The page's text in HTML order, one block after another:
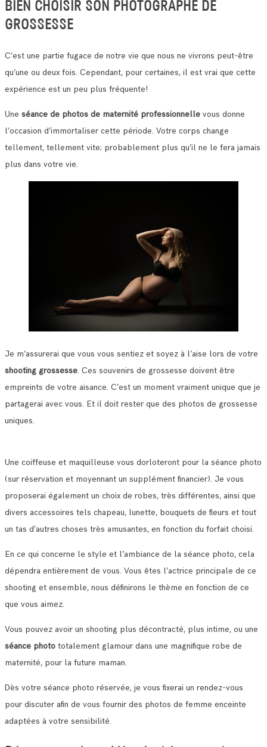
BIEN CHOISIR SON PHOTOGRAPHE DE
GROSSESSE
C’est une partie fugace de notre vie que nous ne vivrons peut-être
qu’une ou deux fois. Cependant, pour certaines, il est vrai que cette
expérience est un peu plus fréquente!
Une séance de photos de maternité professionnelle vous donne
l’occasion d’immortaliser cette période. Votre corps change
tellement, tellement vite; probablement plus qu’il ne le fera jamais
plus dans votre vie.
Je m’assurerai que vous vous sentiez et soyez à l’aise lors de votre
shooting grossesse. Ces souvenirs de grossesse doivent être
empreints de votre aisance. C’est un moment vraiment unique que je
partagerai avec vous. Et il doit rester que des photos de grossesse
uniques.
Une coiffeuse et maquilleuse vous dorloteront pour la séance photo
(sur réservation et moyennant un supplément financier). Je vous
proposerai également un choix de robes, très différentes, ainsi que
divers accessoires tels chapeau, lunette, bouquets de fleurs et tout
un tas d’autres choses très amusantes, en fonction du forfait choisi.
En ce qui concerne le style et l’ambiance de la séance photo, cela
dépendra entièrement de vous. Vous êtes l’actrice principale de ce
shooting et ensemble, nous définirons le thème en fonction de ce
que vous aimez.
Vous pouvez avoir un shooting plus décontracté, plus intime, ou une
séance photo totalement glamour dans une magnifique robe de
maternité, pour la future maman.
Dès votre séance photo réservée, je vous fixerai un rendez-vous
pour discuter afin de vous fournir des photos de femme enceinte
adaptées à votre sensibilité.